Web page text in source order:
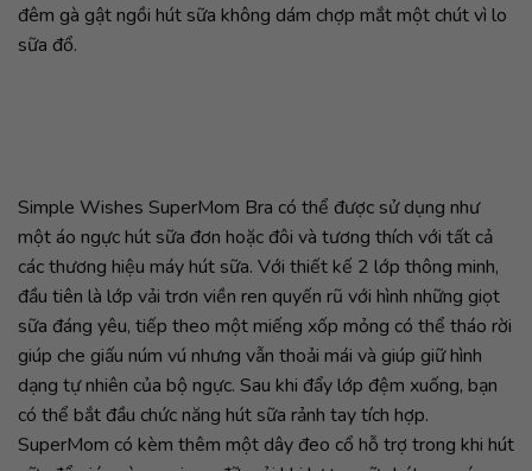
đêm gà gật ngồi hút sữa không dám chợp mắt một chút vì lo
sữa đổ.
Simple Wishes SuperMom Bra có thể được sử dụng như
một áo ngực hút sữa đơn hoặc đôi và tương thích với tất cả
các thương hiệu máy hút sữa. Với thiết kế 2 lớp thông minh,
đầu tiên là lớp vải trơn viền ren quyến rũ với hình những giọt
sữa đáng yêu, tiếp theo một miếng xốp mỏng có thể tháo rời
giúp che giấu núm vú nhưng vẫn thoải mái và giúp giữ hình
dạng tự nhiên của bộ ngực. Sau khi đẩy lớp đệm xuống, bạn
có thể bắt đầu chức năng hút sữa rảnh tay tích hợp.
SuperMom có kèm thêm một dây đeo cổ hỗ trợ trong khi hút